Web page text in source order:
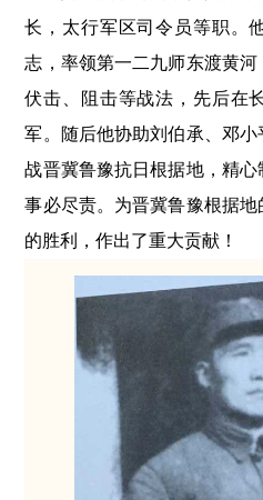
长，太行军区司令员等职。
志，率领第一二九师东渡黄河
伏击、阻击等战法，先后在
军。随后他协助刘伯承、邓
战晋冀鲁豫抗日根据地，精心
事必尽责。为晋冀鲁豫根据
的胜利，作出了重大贡献！